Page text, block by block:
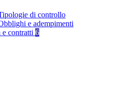
di controllo
e adempimenti
contratti 6